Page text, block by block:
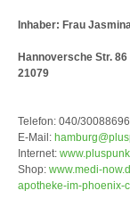
Inhaber: Frau
Hannoversche Str. 86
21079
Telefon: 040/30088696
E-Mail:
Internet:
Shop: www.medi-
apotheke-im-phoenix-